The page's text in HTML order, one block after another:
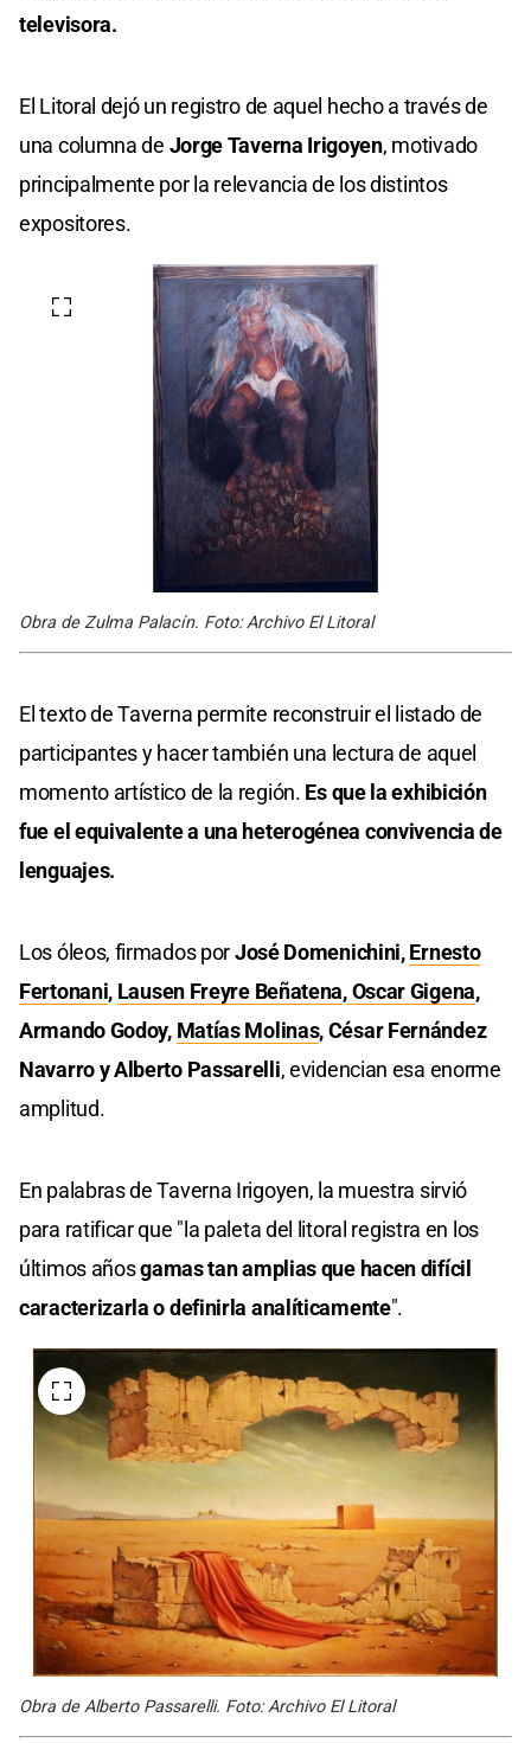
televisora.
El Litoral dejó un registro de aquel hecho a través de
una columna de Jorge Taverna Irigoyen, motivado
principalmente por la relevancia de los distintos
expositores.
Obra de Zulma Palacín. Foto: Archivo El Litoral
El texto de Taverna permite reconstruir el listado de
participantes y hacer también una lectura de aquel
momento artístico de la región. Es que la exhibición
fue el equivalente a una heterogénea convivencia de
lenguajes.
Los óleos, firmados porJosé Domenichini,Ernesto
Fertonani, Lausen Freyre Beñatena,Oscar Gigena,
Armando Godoy, Matías Molinas, César Fernández
Navarro y Alberto Passarelli, evidencian esa enorme
amplitud.
En palabras de Taverna Irigoyen, la muestra sirvió
para ratificar que "la paleta del litoral registra en los
últimos añosgamas tan amplias que hacen difícil
caracterizarla o definirla analíticamente".
Obra de Alberto Passarelli. Foto: Archivo El Litoral